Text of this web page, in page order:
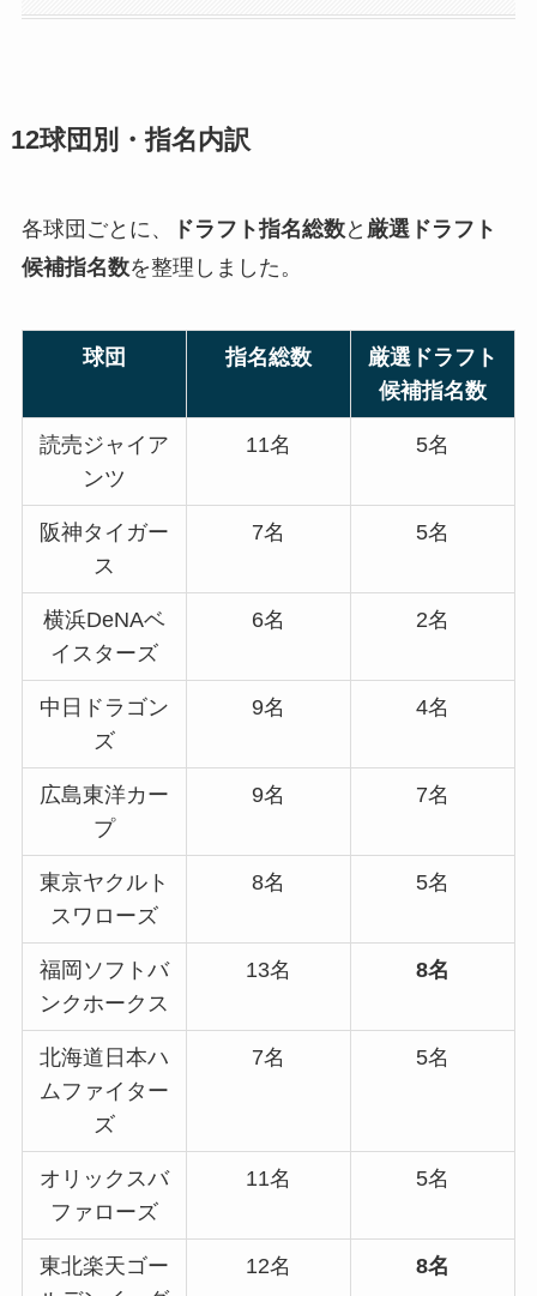
12球団別・指名内訳
各球団ごとに、 ドラフト指名総数と 厳選ドラフト
候補指名数を整理しました。
球団 指名総数
厳選ドラフト
候補指名数
読売ジャイア
ンツ
11名 5名
阪神タイガー
ス
7名 5名
横浜DeNAベ
イスターズ
6名 2名
中日ドラゴン
ズ
9名 4名
広島東洋カー
プ
9名 7名
東京ヤクルト
スワローズ
8名 5名
福岡ソフトバ
ンクホークス
13名 8名
北海道日本ハ
ムファイター
ズ
7名 5名
オリックスバ
ファローズ
11名 5名
東北楽天ゴー
12名 8名